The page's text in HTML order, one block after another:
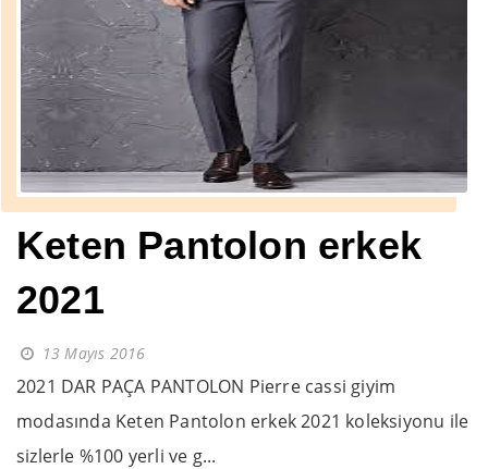
Keten Pantolon erkek
2021
13 Mayıs 2016
2021 DAR PAÇA PANTOLON Pierre cassi giyim
modasında Keten Pantolon erkek 2021 koleksiyonu ile
sizlerle %100 yerli ve g...